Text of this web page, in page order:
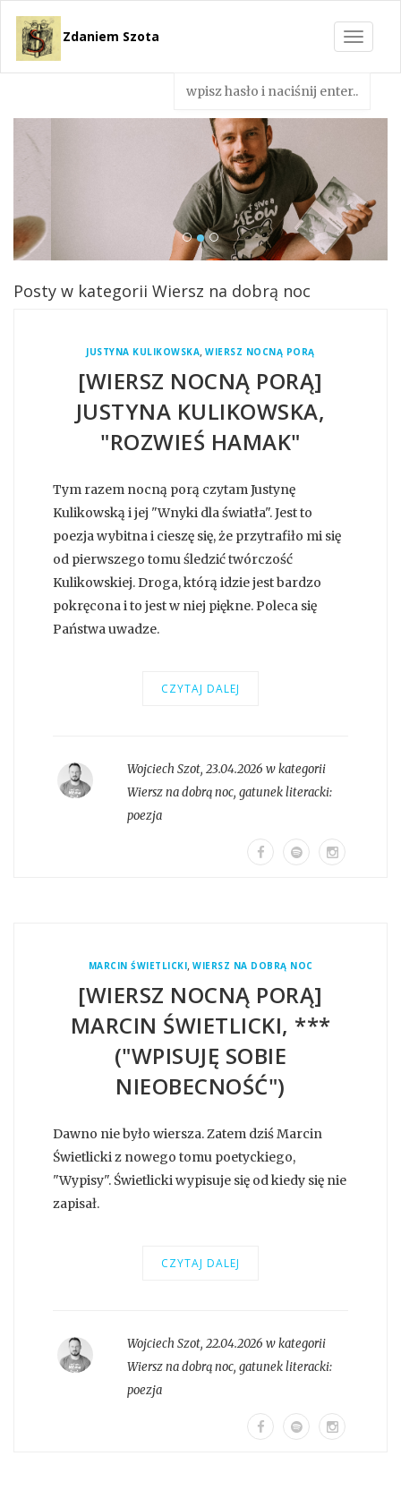
Toggle
Zdaniem Szota
Posty w kategorii Wiersz na dobrą noc
JUSTYNA KULIKOWSKA,WIERSZ NOCNĄ PORĄ
[WIERSZ NOCNĄ PORĄ]
JUSTYNA KULIKOWSKA,
"ROZWIEŚ HAMAK"
Tym razem nocną porą czytam Justynę
Kulikowską i jej "Wnyki dla światła". Jest to
poezja wybitna i cieszę się, że przytrafiło mi się
od pierwszego tomu śledzić twórczość
Kulikowskiej. Droga, którą idzie jest bardzo
pokręcona i to jest w niej piękne. Poleca się
Państwa uwadze.
CZYTAJ DALEJ
Wojciech Szot, 23.04.2026 w kategorii
Wiersz na dobrą noc, gatunek literacki:
poezja
MARCIN ŚWIETLICKI, WIERSZ NA DOBRĄ NOC
[WIERSZ NOCNĄ PORĄ]
MARCIN ŚWIETLICKI, ***
("WPISUJĘ SOBIE
NIEOBECNOŚĆ")
Dawno nie było wiersza. Zatem dziś Marcin
Świetlicki z nowego tomu poetyckiego,
"Wypisy". Świetlicki wypisuje się od kiedy się nie
zapisał.
CZYTAJ DALEJ
Wojciech Szot, 22.04.2026 w kategorii
Wiersz na dobrą noc, gatunek literacki:
poezja